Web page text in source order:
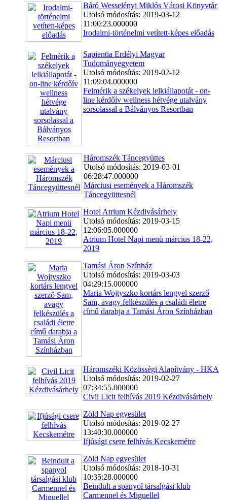
Báró Wesselényi Miklós Városi Könyvtár
Utolsó módosítás: 2019-03-12
11:00:23.000000
Irodalmi-történelmi vetített-képes előadás
Sapientia Erdélyi Magyar
Tudományegyetem
Utolsó módosítás: 2019-02-12
11:09:04.000000
Felmérik a székelyek lelkiállapotát - on-
line kérdőív wellness hétvége utalvány
sorsolassal a Bálványos Resortban
Háromszék Táncegyüttes
Utolsó módosítás: 2019-03-01
06:28:47.000000
Márciusi események a Háromszék
Táncegyüttesnél
Hotel Atrium Kézdivásárhely
Utolsó módosítás: 2019-03-15
12:06:05.000000
Atrium Hotel Napi menü március 18-22,
2019
Tamási Áron Színház
Utolsó módosítás: 2019-03-03
04:29:15.000000
Maria Wojtyszko kortárs lengyel szerző
Sam, avagy felkészülés a családi életre
című darabja a Tamási Áron Színházban
Háromszéki Közösségi Alapítvány - HKA
Utolsó módosítás: 2019-02-27
07:34:55.000000
Civil Licit felhívás 2019 Kézdivásárhely
Zöld Nap egyesület
Utolsó módosítás: 2019-02-27
13:40:30.000000
Ifjúsági csere felhívás Kecskemétre
Zöld Nap egyesület
Utolsó módosítás: 2018-10-31
10:35:28.000000
Beindult a spanyol társalgási klub
Carmennel és Miguellel